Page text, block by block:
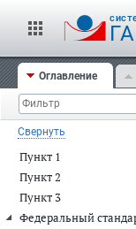
Оглавление
Свернуть
Пункт 1
Пункт 2
Пункт 3
Федеральный